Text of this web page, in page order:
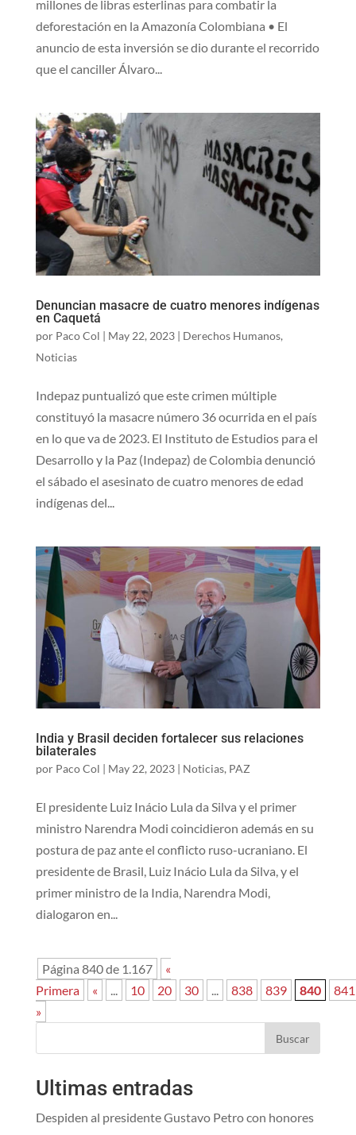
millones de libras esterlinas para combatir la
deforestación en la Amazonía Colombiana • El
anuncio de esta inversión se dio durante el recorrido
que el canciller Álvaro...
Denuncian masacre de cuatro menores indígenas
en Caquetá
por Paco Col | May 22, 2023| Derechos Humanos,
Noticias
Indepaz puntualizó que este crimen múltiple
constituyó la masacre número 36 ocurrida en el país
en lo que va de 2023. El Instituto de Estudios para el
Desarrollo y la Paz (Indepaz) de Colombia denunció
el sábado el asesinato de cuatro menores de edad
indígenas del...
India y Brasil deciden fortalecer sus relaciones
bilaterales
por Paco Col May 22, 2023| Noticias, PAZ
El presidente Luiz Inácio Lula da Silva y el primer
ministro Narendra Modi coincidieron además en su
postura de paz ante el conflicto ruso-ucraniano. El
presidente de Brasil, Luiz Inácio Lula da Silva, y el
primer ministro de la India, Narendra Modi,
dialogaron en...
Página 840 de 1.167
«
Primera
« ... 10 20 30 ... 838 839 840
841
»
Buscar
Ultimas entradas
Despiden al presidente Gustavo Petro con honores